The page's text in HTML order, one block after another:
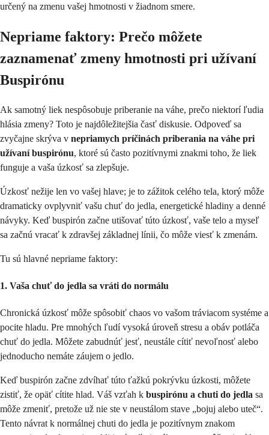
určený na zmenu vašej hmotnosti v žiadnom smere.
Nepriame faktory: Prečo môžete
zaznamenať zmeny hmotnosti pri užívaní
Buspirónu
Ak samotný liek nespôsobuje priberanie na váhe, prečo niektorí ľudia
hlásia zmeny? Toto je najdôležitejšia časť diskusie. Odpoveď sa
zvyčajne skrýva v nepriamych príčinách priberania na váhe pri
užívaní buspirónu, ktoré sú často pozitívnymi znakmi toho, že liek
funguje a vaša úzkosť sa zlepšuje.
Úzkosť nežije len vo vašej hlave; je to zážitok celého tela, ktorý môže
dramaticky ovplyvniť vašu chuť do jedla, energetické hladiny a denné
návyky. Keď buspirón začne utišovať túto úzkosť, vaše telo a myseľ
sa začnú vracať k zdravšej základnej línii, čo môže viesť k zmenám.
Tu sú hlavné nepriame faktory:
1. Vaša chuť do jedla sa vráti do normálu
Chronická úzkosť môže spôsobiť chaos vo vašom tráviacom systéme a
pocite hladu. Pre mnohých ľudí vysoká úroveň stresu a obáv potláča
chuť do jedla. Môžete zabudnúť jesť, neustále cítiť nevoľnosť alebo
jednoducho nemáte záujem o jedlo.
Keď buspirón začne zdvíhať túto ťažkú pokrývku úzkosti, môžete
zistiť, že opäť cítite hlad. Váš vzťah k buspirónu a chuti do jedla sa
môže zmeniť, pretože už nie ste v neustálom stave „bojuj alebo uteč“.
Tento návrat k normálnej chuti do jedla je pozitívnym znakom